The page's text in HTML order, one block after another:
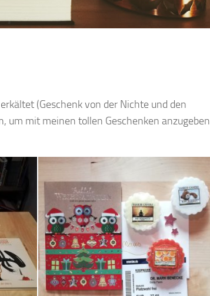
(Geschenk von der Nichte und den
um mit meinen tollen Geschenken anzugeben